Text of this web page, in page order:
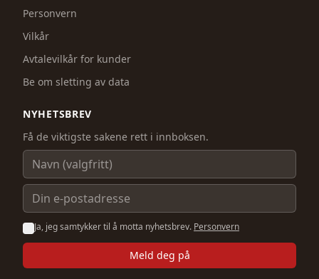
Personvern
Vilkår
Avtalevilkår for kunder
Be om sletting av data
NYHETSBREV
Få de viktigste sakene rett i innboksen.
Navn
E-postadresse
Ja, jeg samtykker til å motta nyhetsbrev. Personvern
Meld deg på